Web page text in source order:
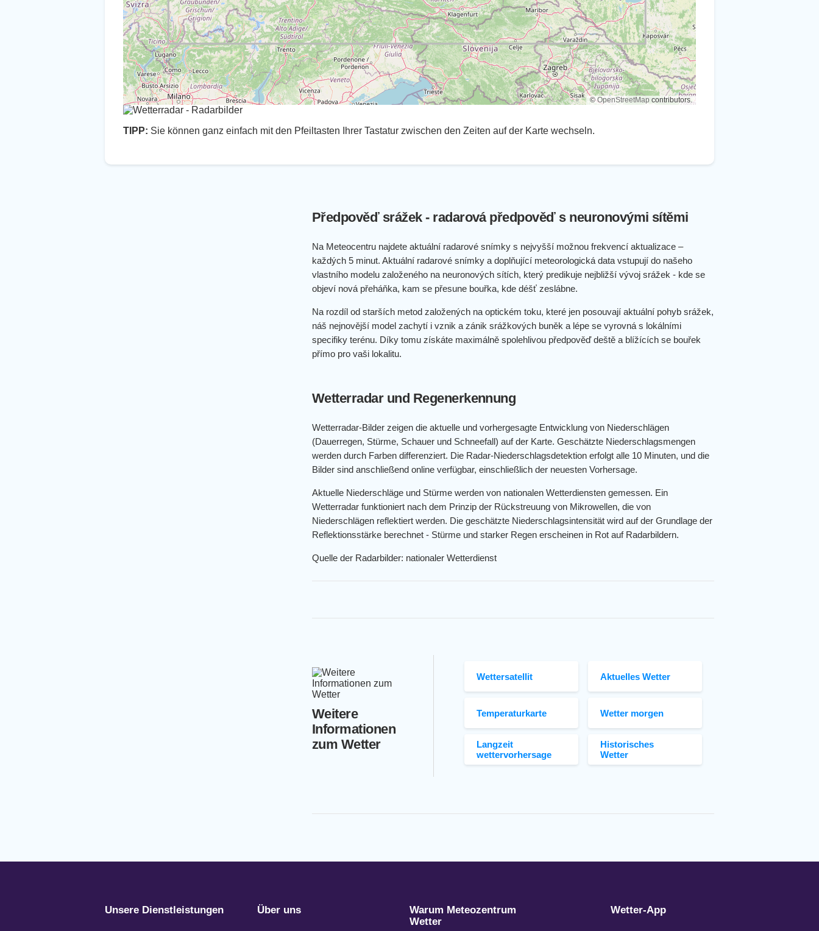
©OpenStreetMap contributors.
TIPP: Sie können ganz einfach mit den Pfeiltasten Ihrer Tastatur zwischen den Zeiten auf der Karte wechseln.
Předpověď srážek - radarová předpověď s neuronovými sítěmi
Na Meteocentru najdete aktuální radarové snímky s nejvyšší možnou frekvencí aktualizace –
každých 5 minut. Aktuální radarové snímky a doplňující meteorologická data vstupují do našeho
vlastního modelu založeného na neuronových sítích, který predikuje nejbližší vývoj srážek - kde se
objeví nová přeháňka, kam se přesune bouřka, kde déšť zeslábne.
Na rozdíl od starších metod založených na optickém toku, které jen posouvají aktuální pohyb srážek,
náš nejnovější model zachytí i vznik a zánik srážkových buněk a lépe se vyrovná s lokálními
specifiky terénu. Díky tomu získáte maximálně spolehlivou předpověď deště a blížících se bouřek
přímo pro vaši lokalitu.
Wetterradar und Regenerkennung
Wetterradar-Bilder zeigen die aktuelle und vorhergesagte Entwicklung von Niederschlägen
(Dauerregen, Stürme, Schauer und Schneefall) auf der Karte. Geschätzte Niederschlagsmengen
werden durch Farben differenziert. Die Radar-Niederschlagsdetektion erfolgt alle 10 Minuten, und die
Bilder sind anschließend online verfügbar, einschließlich der neuesten Vorhersage.
Aktuelle Niederschläge und Stürme werden von nationalen Wetterdiensten gemessen. Ein
Wetterradar funktioniert nach dem Prinzip der Rückstreuung von Mikrowellen, die von
Niederschlägen reflektiert werden. Die geschätzte Niederschlagsintensität wird auf der Grundlage der
Reflektionsstärke berechnet - Stürme und starker Regen erscheinen in Rot auf Radarbildern.
Quelle der Radarbilder: nationaler Wetterdienst
Weitere
Informationen
zum Wetter
Wettersatellit
Temperaturkarte
Langzeit
wettervorhersage
Aktuelles Wetter
Wetter morgen
Historisches
Wetter
Unsere Dienstleistungen Über uns
Warum Meteozentrum
Wetter
Wetter-App